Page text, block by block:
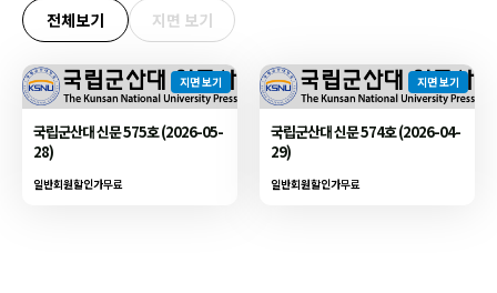
전체보기 지면 보기
지면 보기
국립군산대 신문 575호 (2026-05-
28)
일반회원할인가무료
지면 보기
국립군산대 신문 574호 (2026-04-
29)
일반회원할인가무료